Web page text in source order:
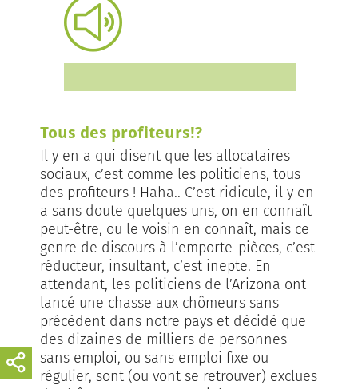
Tous des profiteurs!?
Il y en a qui disent que les allocataires
sociaux, c’est comme les politiciens, tous
des profiteurs ! Haha.. C’est ridicule, il y en
a sans doute quelques uns, on en connaît
peut-être, ou le voisin en connaît, mais ce
genre de discours à l’emporte-pièces, c’est
réducteur, insultant, c’est inepte. En
attendant, les politiciens de l’Arizona ont
lancé une chasse aux chômeurs sans
précédent dans notre pays et décidé que
des dizaines de milliers de personnes
sans emploi, ou sans emploi fixe ou
régulier, sont (ou vont se retrouver) exclues